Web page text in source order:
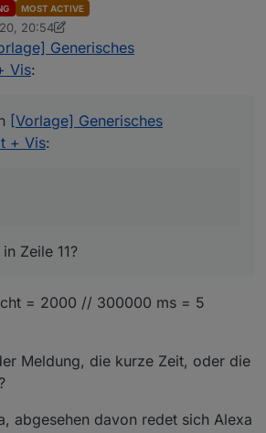
seit 0.3333333333333333
in Zeile 11? Was stört Dich an der
Zeit, oder die Nachkommastellen?
MOST ACTIVE
20:54
Generisches
Vis:
[Vorlage] Generisches
+ Vis:
Zeile 11?
= 2000 // 300000 ms = 5
Meldung, die kurze Zeit, oder die
abgesehen davon redet sich Alexa